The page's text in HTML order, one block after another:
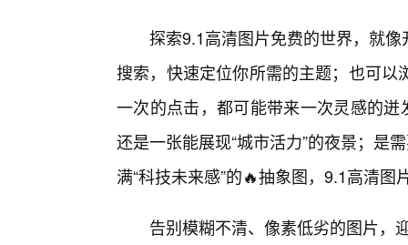
探索9.1高清图片免费的世界，就
搜索，快速定位你所需的主题；也可
一次的点击，都可能带来一次灵感的
还是一张能展现“城市活力”的夜景；是
满“科技未来感”的🔥抽象图，9.1高清
告别模糊不清、像素低劣的图片，